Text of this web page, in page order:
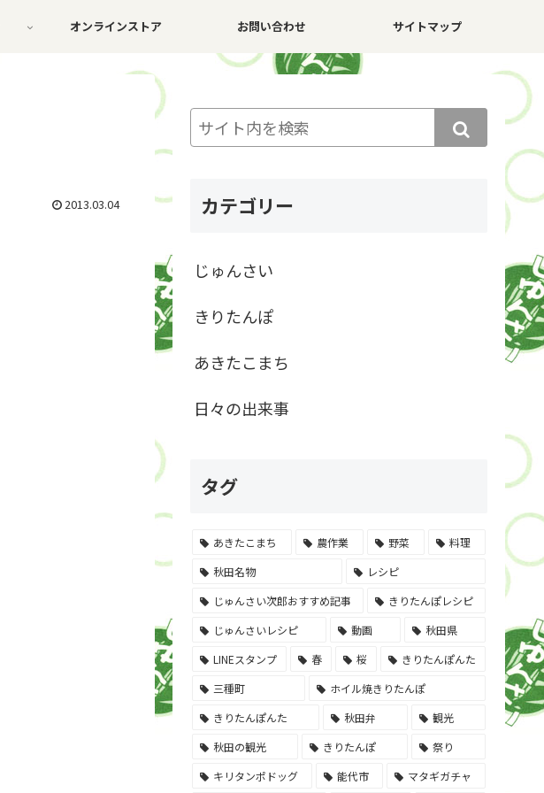
オンラインストア お問い合わせ サイトマップ
2013.03.04 カテゴリー
じゅんさい
きりたんぽ
あきたこまち
日々の出来事
タグ
あきたこまち 農作業 野菜
料理
秋田名物
レシピ
じゅんさい次郎おすすめ記事
きりたんぽレシピ
じゅんさいレシピ
動画
秋田県
LINEスタンプ
春 桜
きりたんぽんた
三種町
ホイル焼きりたんぽ
きりたんぽんた
秋田弁
観光
秋田の観光
きりたんぽ
祭り
キリタンポドッグ
能代市
マタギガチャ